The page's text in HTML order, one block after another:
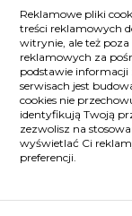
Reklamowe pliki
treści reklamowych
witrynie, ale też
reklamowych za
podstawie
serwisach jest
cookies nie
identyfikują Twoją
zezwolisz na
wyświetlać Ci
preferencji.